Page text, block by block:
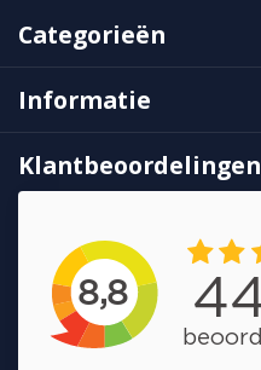
Categorieën
Informatie
Klantbeoordelingen